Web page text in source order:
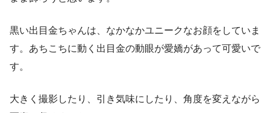
黒い出目金ちゃんは、なかなかユニークなお顔をしていま
す。あちこちに動く出目金の動眼が愛嬌があって可愛いで
す。
大きく撮影したり、引き気味にしたり、角度を変えながら